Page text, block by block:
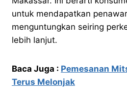
untuk mendapatkan
menguntungkan seiring
lebih lanjut.
Baca Juga : Pemesanan
Terus Melonjak